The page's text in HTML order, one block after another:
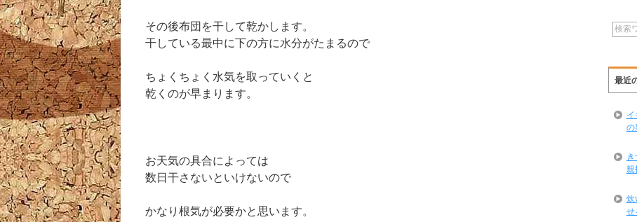
その後布団を干して乾かします。
干している最中に下の方に水分がたまるので
ちょくちょく水気を取っていくと
乾くのが早まります。
お天気の具合によっては
数日干さないといけないので
かなり根気が必要かと思います。
最近
の
親
炊
せ